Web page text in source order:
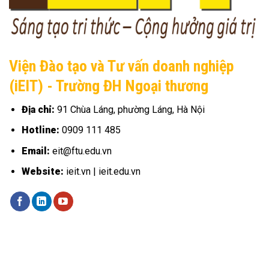
Viện Đào tạo và Tư vấn doanh nghiệp
(iEIT) - Trường ĐH Ngoại thương
Địa chỉ: 91 Chùa Láng, phường Láng, Hà Nội
Hotline: 0909 111 485
Email: eit@ftu.edu.vn
Website: ieit.vn | ieit.edu.vn